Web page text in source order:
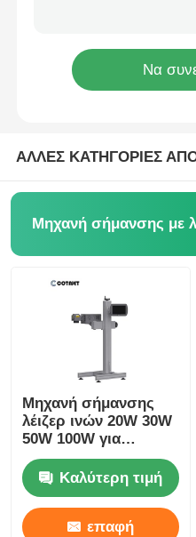
Μηχανή σήμανσης
Τύπο μελυκό
Βιομηχανικά φυσίγγια
Βιομηχανικός UV
Μηχανή συνεχούς
ΑΛΛΕΣ ΚΑΤΗΓΟΡΙΕΣ
Μηχανή σήμανσης με
Μηχανή σήμανσης
λέιζερ ινών 20W 30W
50W 100W για
εκτύπωση σε
κάλυμμα μετάλλου /
αλουμινίου
Καλύτερη τιμή
επαφή